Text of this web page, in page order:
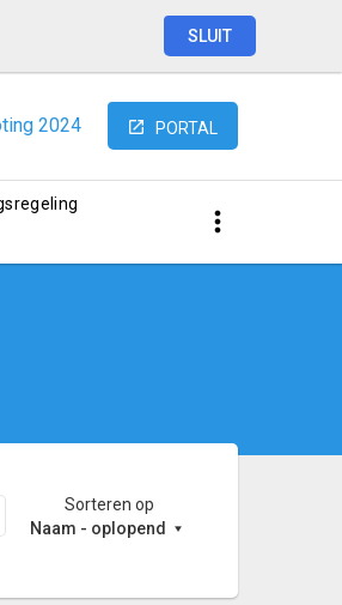
SLUIT
2024 PORTAL
Sorteren op
Naam - oplopend